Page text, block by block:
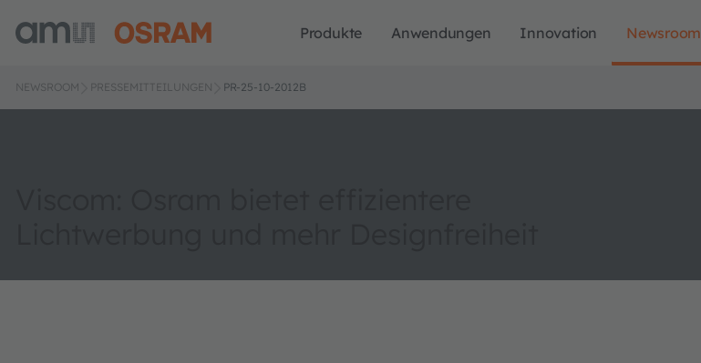
Produkte Anwendungen Innovation Newsroom
NEWSROOM PRESSEMITTEILUNGEN PR-25-10-2012B